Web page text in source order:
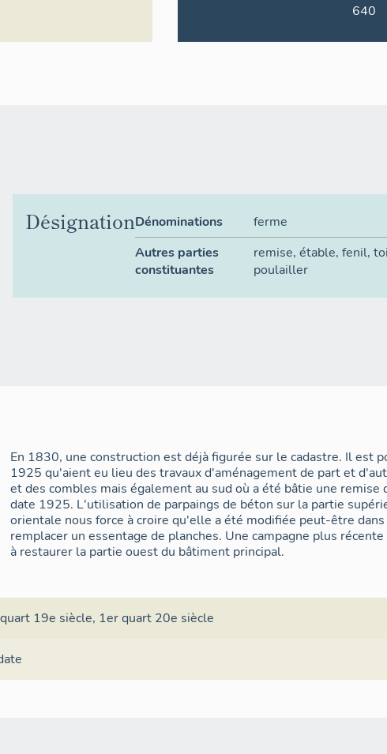
640
DésignationDénominations
ferme
Autres parties
constituantes
remise,étable,fenil,
poulailler
En 1830, une construction est déjà figurée sur le cadastre. Il est
1925 qu'aient eu lieu des travaux d'aménagement de part et
et des combles mais également au sud où a été bâtie une
date 1925. L'utilisation de parpaings de béton sur la partie
orientale nous force à croire qu'elle a été modifiée peut-être
remplacer un essentage de planches. Une campagne plus
à restaurer la partie ouest du bâtiment principal.
19e siècle, 1er quart 20e siècle